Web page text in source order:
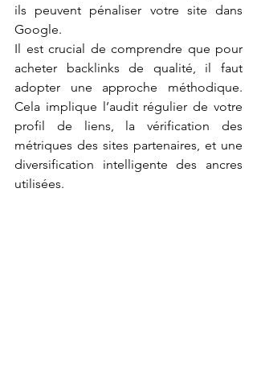
ils peuvent pénaliser votre site dans
Google.
Il est crucial de comprendre que pour
acheter backlinks de qualité, il faut
adopter une approche méthodique.
Cela implique l’audit régulier de votre
profil de liens, la vérification des
métriques des sites partenaires, et une
diversification intelligente des ancres
utilisées.